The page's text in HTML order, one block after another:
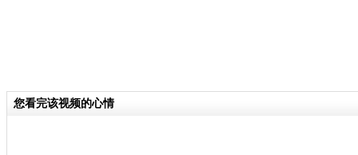
您看完该视频的心情